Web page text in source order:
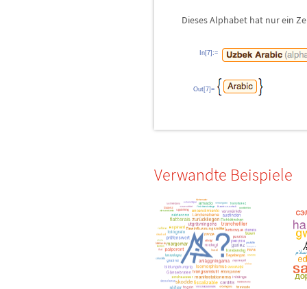
Dieses Alphabet hat nur ein
In[7]:=
Out[7]=
Verwandte Beispiele